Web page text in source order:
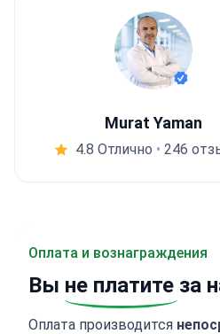
Murat Yaman
4.8 Отлично • 246
Оплата и вознаграждения
Вы не платите за
Оплата производится